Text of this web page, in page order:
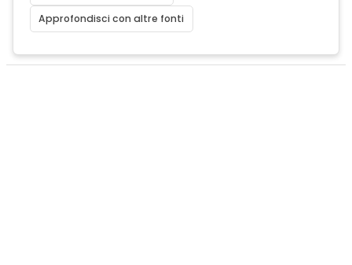
Approfondisci con altre fonti